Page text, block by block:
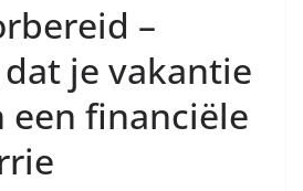
–
je vakantie
financiële